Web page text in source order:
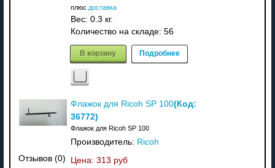
плюс доставка
Вес: 0.3 кг.
Количество на складе: 56
В корзину Подробнее
Отзывов (0)
Флажок для Ricoh SP 100(Код:
36772)
Флажок для Ricoh SP 100
Производитель: Ricoh
Цена: 313 руб